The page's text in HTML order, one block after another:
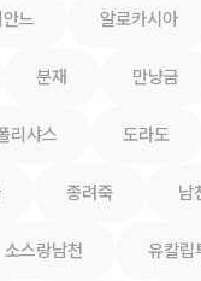
느 알로카시아
분재 만냥금
리샤스 도라도
종려죽 남
소스랑남천 유칼립